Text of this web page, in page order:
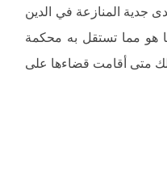
جدية المنازعة في الدين
هو مما تستقل به محكمة
متى أقامت قضاءها على